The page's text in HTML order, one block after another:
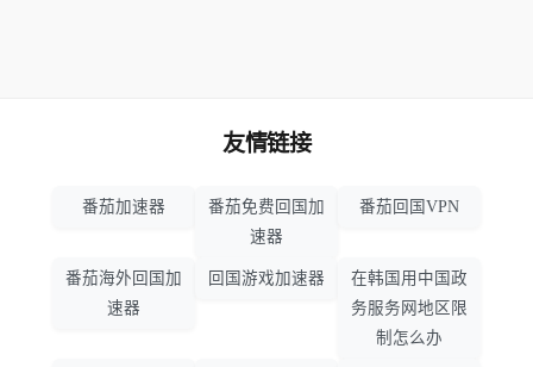
友情链接
番茄加速器
番茄免费回国加
速器
番茄回国VPN
番茄海外回国加
速器
回国游戏加速器
在韩国用中国政
务服务网地区限
制怎么办